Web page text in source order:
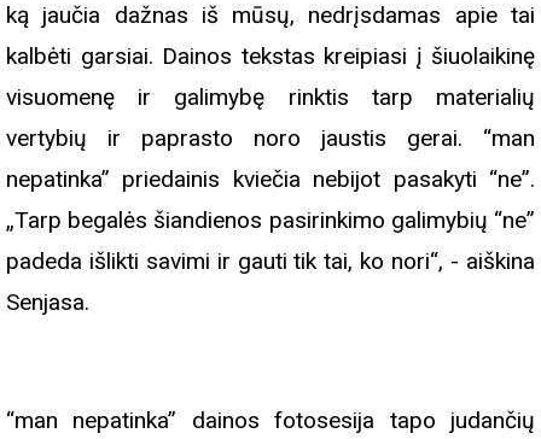
ką jaučia dažnas iš mūsų, nedrįsdamas apie tai
kalbėti garsiai. Dainos tekstas kreipiasi į šiuolaikinę
visuomenę ir galimybę rinktis tarp materialių
vertybių ir paprasto noro jaustis gerai. “man
nepatinka” priedainis kviečia nebijot pasakyti “ne”.
„Tarp begalės šiandienos pasirinkimo galimybių “ne”
padeda išlikti savimi ir gauti tik tai, ko nori“, - aiškina
Senjasa.
“man nepatinka” dainos fotosesija tapo judančių